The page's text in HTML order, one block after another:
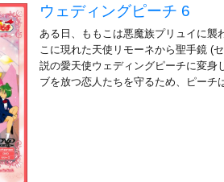
ウェディングピーチ 6
ある日、ももこは悪魔族プリュイに襲
こに現れた天使リモーネから聖手鏡 (
説の愛天使ウェディングピーチに変身
ブを放つ恋人たちを守るため、ピー